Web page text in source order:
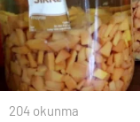
204 okunma